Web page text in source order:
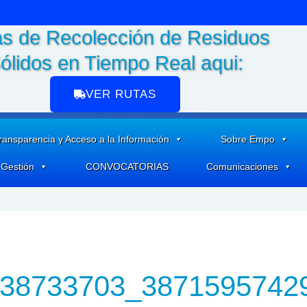
de Recolección de Residuos
en Tiempo Real aqui:
VER RUTAS
y Acceso a la Información Sobre Empo
CONVOCATORIAS Comunicaciones